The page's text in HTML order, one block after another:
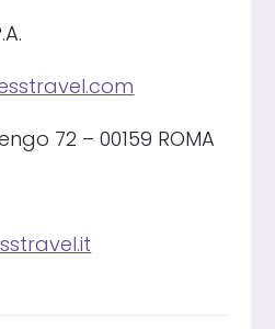
72 – 00159 ROMA